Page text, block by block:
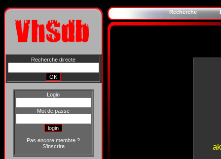
Recherche directe
Login
Mot de passe
Pas encore membre ?
S'inscrire
Recherche